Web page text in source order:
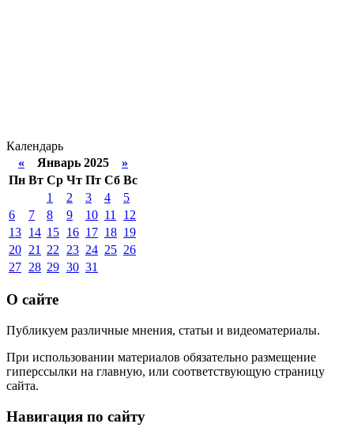
Календарь
« Январь 2025 »
Пн Вт Ср Чт Пт Сб Вс
1
2 3 4
5
6
7 8 9 10 11
12
13 14 15 16 17 18 19
20 21 22 23 24 25 26
27 28 29 30 31
О сайте
Публикуем различные мнения, статьи и видеоматериалы.
При использовании материалов обязательно размещение
гиперссылки на главную, или соответствующую страницу
сайта.
Навигация по сайту